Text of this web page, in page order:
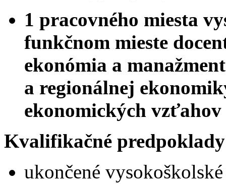
1 pracovného miesta
funkčnom mieste
ekonómia a manažment
a regionálnej
ekonomických
Kvalifikačné
ukončené